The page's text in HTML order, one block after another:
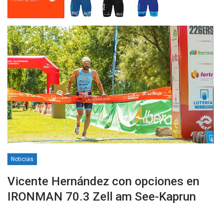
Noticias
Vicente Hernández con opciones en
IRONMAN 70.3 Zell am See-Kaprun